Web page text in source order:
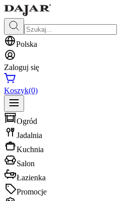
Polska
Zaloguj się
Koszyk(0)
Ogród
Jadalnia
Kuchnia
Salon
Łazienka
Promocje